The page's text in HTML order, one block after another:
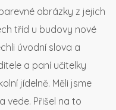
obrázky z jejich
tříd u budovy nové
úvodní slova a
a paní učitelky
jídelně. Měli jsme
vede. Přišel na to